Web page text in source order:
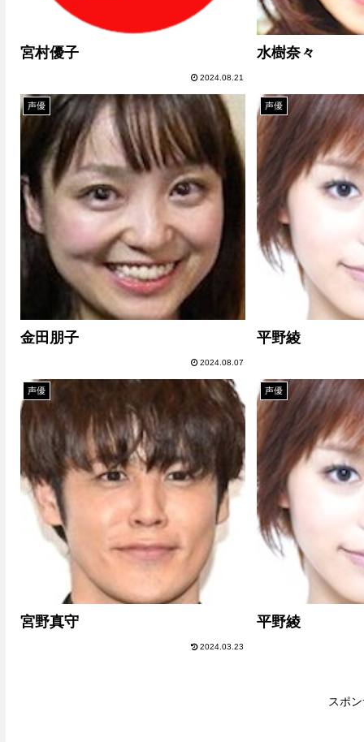
宮村優子
2024.08.21
水樹奈々
声優
金田朋子
2024.08.07
声優
平野綾
声優
宮野真守
2024.03.23
声優
平野綾
スポ